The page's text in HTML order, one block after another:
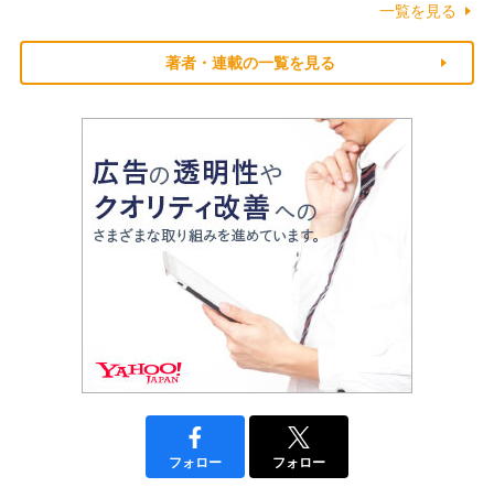
一覧を見る
著者・連載の一覧を見る
フォロー フォロー